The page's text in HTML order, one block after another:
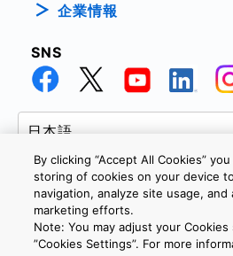
企業情報
SNS
個人情報保護方針
お問い合わせ
By clicking “Accept All Cookies”
storing of cookies on your device
navigation, analyze site usage, and
marketing efforts.
Note: You may adjust your
”Cookies Settings”. For more